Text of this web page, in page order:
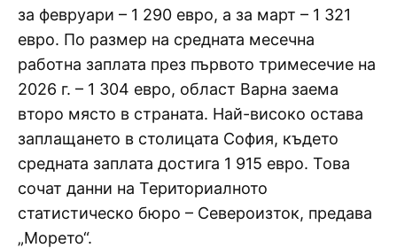
за февруари – 1 290 евро, а за март – 1 321
евро. По размер на средната месечна
работна заплата през първото тримесечие на
2026 г. – 1 304 евро, област Варна заема
второ място в страната. Най-високо остава
заплащането в столицата София, където
средната заплата достига 1 915 евро. Това
сочат данни на Териториалното
статистическо бюро – Североизток, предава
„Морето“.